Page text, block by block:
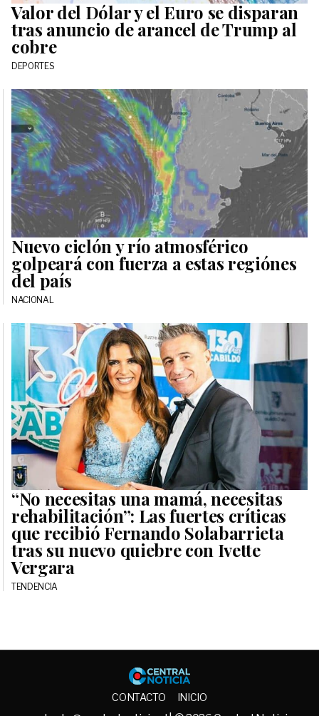
Valor del Dólar y el Euro se disparan
tras anuncio de arancel de Trump al
cobre
DEPORTES
Nuevo ciclón y río atmosférico
golpeará con fuerza a estas regiónes
del país
NACIONAL
“No necesitas una mamá, necesitas
rehabilitación”: Las fuertes críticas
que recibió Fernando Solabarrieta
tras su nuevo quiebre con Ivette
Vergara
TENDENCIA
Central
CONTACTO INICIO